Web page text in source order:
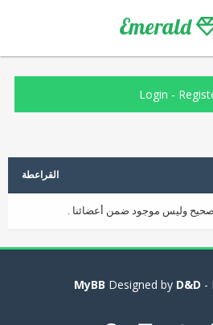
Emerald
Login -
القراعطة
صحيح وليس موجود ضمن أعضائنا .
D&D -
MyBB